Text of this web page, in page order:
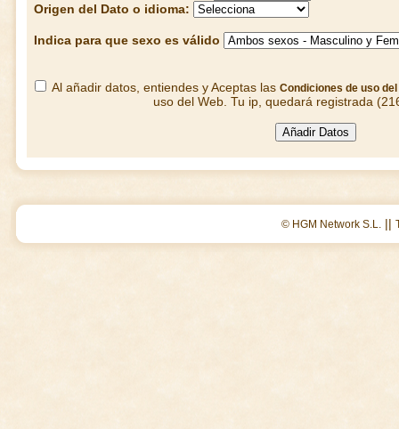
Origen del Dato o idioma:
Indica para que sexo es válido
Al añadir datos, entiendes y Aceptas las Condiciones de uso del
uso del Web. Tu ip, quedará registrada
© HGM Network S.L. ||